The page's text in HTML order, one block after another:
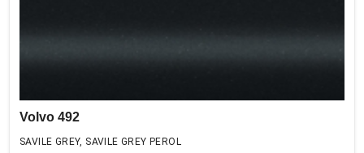
Volvo 492
SAVILE GREY, SAVILE GREY PEROL